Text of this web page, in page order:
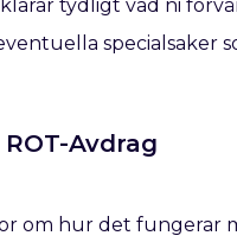
tydligt vad ni
specialsaker
Avdrag
om hur det fungerar